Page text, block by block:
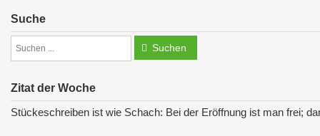
Suche
Suchen
Zitat der Woche
Stückeschreiben ist wie Schach: Bei der Eröffnung ist man frei;